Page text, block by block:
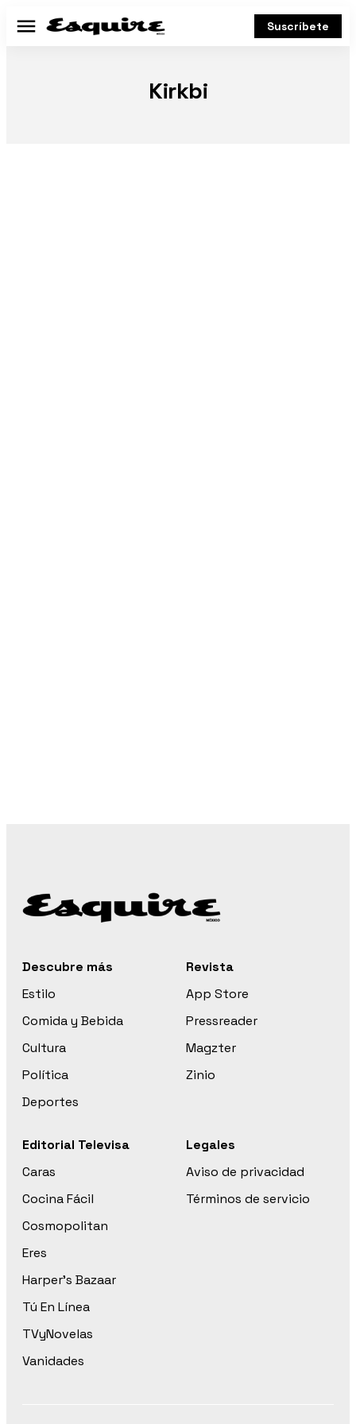
Menú Suscríbete
Kirkbi
Descubre más
Estilo
Comida y Bebida
Cultura
Política
Deportes
Revista
App Store
Pressreader
Magzter
Zinio
Editorial Televisa
Caras
Cocina Fácil
Cosmopolitan
Eres
Harper’s Bazaar
Tú En Línea
TVyNovelas
Vanidades
Legales
Aviso de privacidad
Términos de servicio